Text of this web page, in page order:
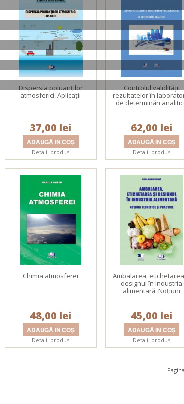
Dispersia poluanţilor
atmosferici. Aplicaţii
37,00 lei
Detalii produs
Controlul validității
rezultatelor în
de determinări
62,00 lei
Detalii produs
Chimia atmosferei
48,00 lei
Detalii produs
Ambalarea,
designul în industria
alimentară. Noțiuni
45,00 lei
Detalii produs